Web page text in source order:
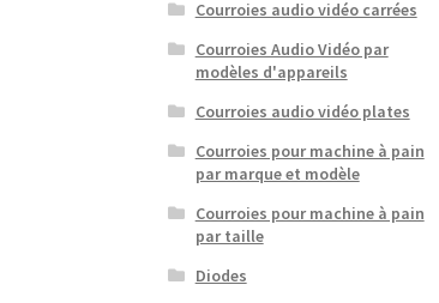
Courroies audio vidéo carrées
Courroies Audio Vidéo par
modèles d'appareils
Courroies audio vidéo plates
Courroies pour machine à pain
par marque et modèle
Courroies pour machine à pain
par taille
Diodes